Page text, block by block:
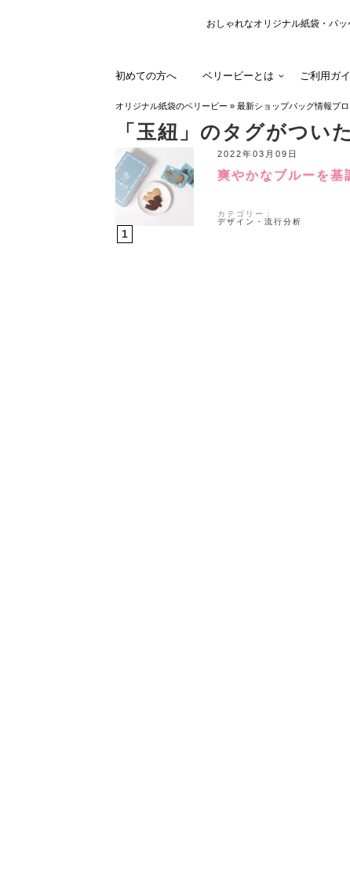
おしゃれなオリジナル紙袋・パ
初めての方へ ベリービーとは ご利用ガ
オリジナル紙袋のベリービー » 最新ショップバッグ情報ブ
「玉紐」のタグがつい
爽やかなブルーを基
2022年03月09日
カテゴリー：
デザイン・流行分析
1